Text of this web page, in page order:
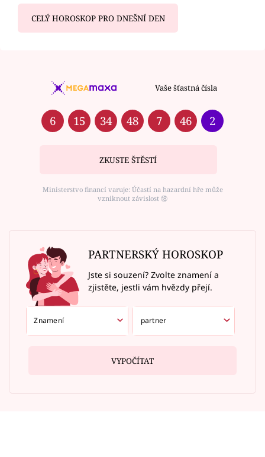
CELÝ HOROSKOP PRO DNEŠNÍ DEN
Vaše šťastná čísla
6 15 34 48 7 46 2
ZKUSTE ŠTĚSTÍ
Ministerstvo financí varuje: Účastí na hazardní hře může
vzniknout závislost ⑱
PARTNERSKÝ HOROSKOP
Jste si souzení? Zvolte znamení a
zjistěte, jestli vám hvězdy přejí.
VYPOČÍTAT